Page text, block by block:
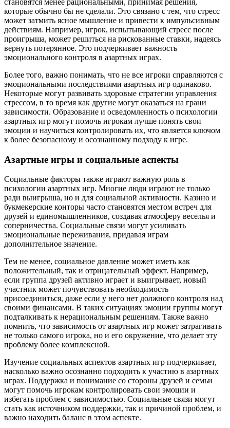
становятся менее рациональными, принимая решения,
которые обычно бы не сделали. Это связано с тем, что стресс
может затмить ясное мышление и привести к импульсивным
действиям. Например, игрок, испытывающий стресс после
проигрыша, может решиться на рискованные ставки, надеясь
вернуть потерянное. Это подчеркивает важность
эмоционального контроля в азартных играх.
Более того, важно понимать, что не все игроки справляются с
эмоциональными последствиями азартных игр одинаково.
Некоторые могут развивать здоровые стратегии управления
стрессом, в то время как другие могут оказаться на грани
зависимости. Образование и осведомленность о психологии
азартных игр могут помочь игрокам лучше понять свои
эмоции и научиться контролировать их, что является ключом
к более безопасному и осознанному подходу к игре.
Азартные игры и социальные аспекты
Социальные факторы также играют важную роль в
психологии азартных игр. Многие люди играют не только
ради выигрыша, но и для социальной активности. Казино и
букмекерские конторы часто становятся местом встреч для
друзей и единомышленников, создавая атмосферу веселья и
соперничества. Социальные связи могут усиливать
эмоциональные переживания, придавая играм
дополнительное значение.
Тем не менее, социальное давление может иметь как
положительный, так и отрицательный эффект. Например,
если группа друзей активно играет и выигрывает, новый
участник может почувствовать необходимость
присоединиться, даже если у него нет должного контроля над
своими финансами. В таких ситуациях эмоции группы могут
подталкивать к нерациональным решениям. Также важно
помнить, что зависимость от азартных игр может затрагивать
не только самого игрока, но и его окружение, что делает эту
проблему более комплексной.
Изучение социальных аспектов азартных игр подчеркивает,
насколько важно осознанно подходить к участию в азартных
играх. Поддержка и понимание со стороны друзей и семьи
могут помочь игрокам контролировать свои эмоции и
избегать проблем с зависимостью. Социальные связи могут
стать как источником поддержки, так и причиной проблем, и
важно находить баланс в этом аспекте.